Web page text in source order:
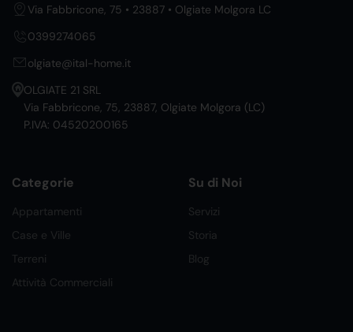
Via Fabbricone, 75 • 23887 • Olgiate Molgora LC
0399274065
olgiate@ital-home.it
OLGIATE 21 SRL
Via Fabbricone, 75, 23887, Olgiate Molgora (LC)
P.IVA: 04520200165
Categorie
Appartamenti
Case e Ville
Terreni
Attività Commerciali
Su di Noi
Servizi
Storia
Blog